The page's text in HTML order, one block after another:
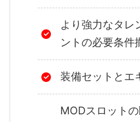
より強力なタレ
ントの必要条件
装備セットとエ
MODスロット